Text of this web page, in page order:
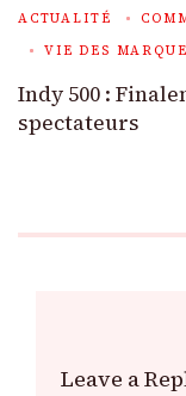
ACTUALITÉ
VIE DES
Indy 500 :
spectateurs
Leave a